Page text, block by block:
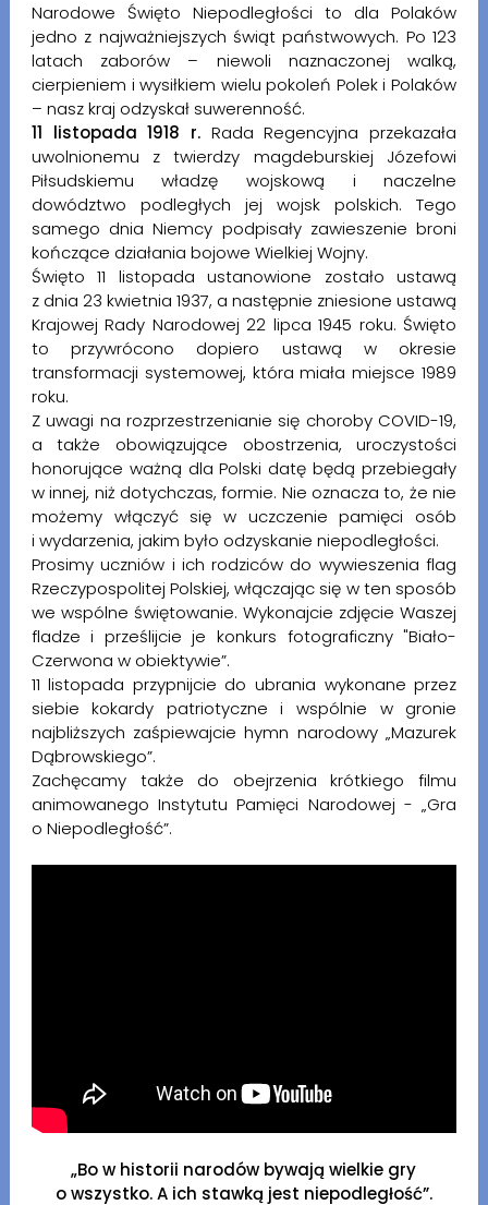
Narodowe Święto Niepodległości to dla Polaków
jedno z najważniejszych świąt państwowych. Po 123
latach zaborów – niewoli naznaczonej walką,
cierpieniem i wysiłkiem wielu pokoleń Polek i Polaków
– nasz kraj odzyskał suwerenność.
11 listopada 1918 r. Rada Regencyjna przekazała
uwolnionemu z twierdzy magdeburskiej Józefowi
Piłsudskiemu władzę wojskową i naczelne
dowództwo podległych jej wojsk polskich. Tego
samego dnia Niemcy podpisały zawieszenie broni
kończące działania bojowe Wielkiej Wojny.
Święto 11 listopada ustanowione zostało ustawą
z dnia 23 kwietnia 1937, a następnie zniesione ustawą
Krajowej Rady Narodowej 22 lipca 1945 roku. Święto
to przywrócono dopiero ustawą w okresie
transformacji systemowej, która miała miejsce 1989
roku.
Z uwagi na rozprzestrzenianie się choroby COVID-19,
a także obowiązujące obostrzenia, uroczystości
honorujące ważną dla Polski datę będą przebiegały
w innej, niż dotychczas, formie. Nie oznacza to, że nie
możemy włączyć się w uczczenie pamięci osób
i wydarzenia, jakim było odzyskanie niepodległości.
Prosimy uczniów i ich rodziców do wywieszenia flag
Rzeczypospolitej Polskiej, włączając się w ten sposób
we wspólne świętowanie. Wykonajcie zdjęcie Waszej
fladze i prześlijcie je konkurs fotograficzny "Biało-
Czerwona w obiektywie”.
11 listopada przypnijcie do ubrania wykonane przez
siebie kokardy patriotyczne i wspólnie w gronie
najbliższych zaśpiewajcie hymn narodowy „Mazurek
Dąbrowskiego”.
Zachęcamy także do obejrzenia krótkiego filmu
animowanego Instytutu Pamięci Narodowej - „Gra
o Niepodległość”.
„Bo w historii narodów bywają wielkie gry
o wszystko. A ich stawką jest niepodległość”.